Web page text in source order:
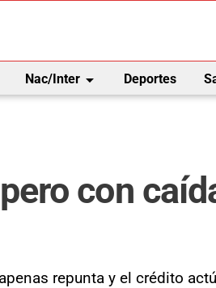
Nac/Interarrow_drop_down Deportes
con
repunta y el crédito